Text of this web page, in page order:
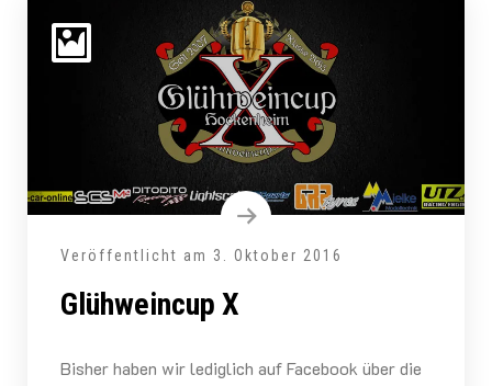
Veröffentlicht am 3. Oktober 2016
Glühweincup X
Bisher haben wir lediglich auf Facebook über die